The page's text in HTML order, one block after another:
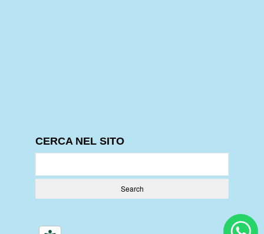
CERCA NEL SITO